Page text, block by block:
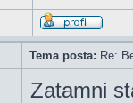
Tema posta: Re:
Zatamni